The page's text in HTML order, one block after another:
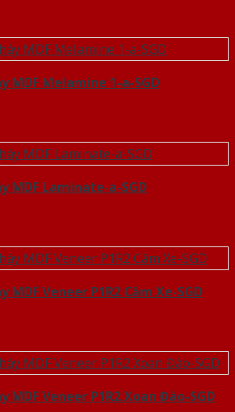
MDF Melamine 1-a-SGD
MDF Laminate-a-SGD
MDF Veneer P1R2 Căm Xe-SGD
MDF Veneer P1R2 Xoan Đào-SGD